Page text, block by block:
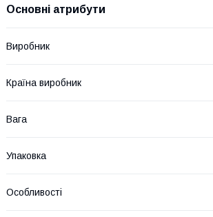
Основні атрибути
Виробник
Країна виробник
Вага
Упаковка
Особливості